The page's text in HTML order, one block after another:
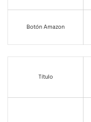
Botón Amazon
Título